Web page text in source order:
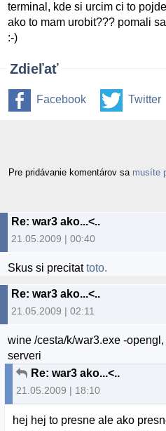
terminal, kde si urcim ci to
ako to mam urobit??? pomali
:-)
Zdieľať
Facebook Twitter
Pre pridávanie komentárov sa musíte
Re: war3 ako...<..
21.05.2009 | 00:40
Skus si precitattoto.
Re: war3 ako...<..
21.05.2009 | 02:11
wine /cesta/k/war3.exe -
serveri
Re: war3 ako...<..
21.05.2009 | 18:10
hej hej to presne ale ako